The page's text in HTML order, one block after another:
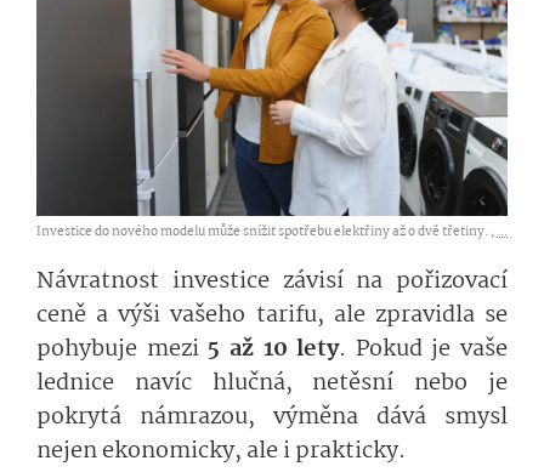
Investice do nového modelu může snížit spotřebu elektřiny až o dvě třetiny. ,...
Návratnost investice závisí na pořizovací
ceně a výši vašeho tarifu, ale zpravidla se
pohybuje mezi 5 až 10 lety. Pokud je vaše
lednice navíc hlučná, netěsní nebo je
pokrytá námrazou, výměna dává smysl
nejen ekonomicky, ale i prakticky.